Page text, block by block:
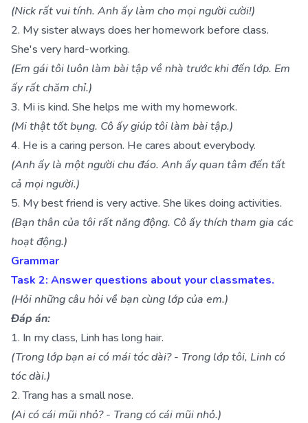
(Nick rất vui tính. Anh ấy làm cho mọi người cười!)
2. My sister always does her homework before class.
She's very hard-working.
(Em gái tôi luôn làm bài tập về nhà trước khi đến lớp. Em
ấy rất chăm chỉ.)
3. Mi is kind. She helps me with my homework.
(Mi thật tốt bụng. Cô ấy giúp tôi làm bài tập.)
4. He is a caring person. He cares about everybody.
(Anh ấy là một người chu đáo. Anh ấy quan tâm đến tất
cả mọi người.)
5. My best friend is very active. She likes doing activities.
(Bạn thân của tôi rất năng động. Cô ấy thích tham gia các
hoạt động.)
Grammar
Task 2: Answer questions about your classmates.
(Hỏi những câu hỏi về bạn cùng lớp của em.)
Đáp án:
1. In my class, Linh has long hair.
(Trong lớp bạn ai có mái tóc dài? - Trong lớp tôi, Linh có
tóc dài.)
2. Trang has a small nose.
(Ai có cái mũi nhỏ? - Trang có cái mũi nhỏ.)